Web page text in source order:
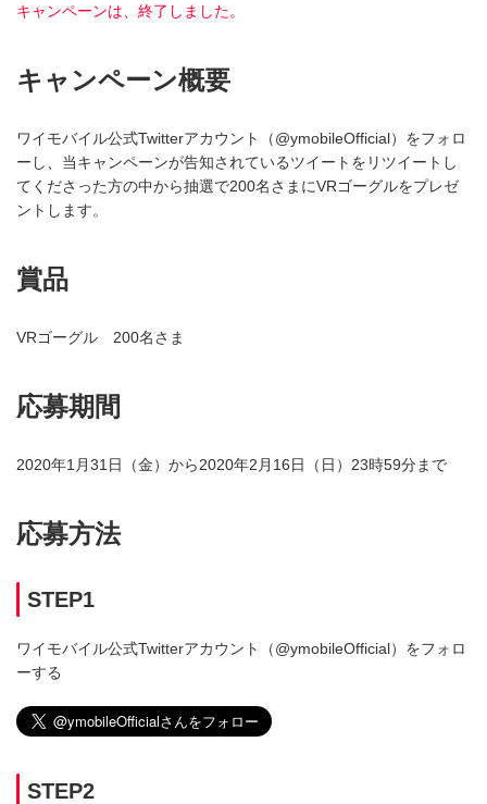
キャンペーンは、終了しました。
キャンペーン概要
ワイモバイル公式Twitterアカウント（@ymobileOfficial）をフォロ
ーし、当キャンペーンが告知されているツイートをリツイートし
てくださった方の中から抽選で200名さまにVRゴーグルをプレゼ
ントします。
賞品
VRゴーグル 200名さま
応募期間
2020年1月31日（金）から2020年2月16日（日）23時59分まで
応募方法
STEP1
ワイモバイル公式Twitterアカウント（@ymobileOfficial）をフォロ
ーする
STEP2